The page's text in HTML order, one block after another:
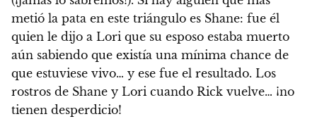
metió la pata en este triángulo es Shane: fue él
quien le dijo a Lori que su esposo estaba muerto
aún sabiendo que existía una mínima chance de
que estuviese vivo… y ese fue el resultado. Los
rostros de Shane y Lori cuando Rick vuelve… ¡no
tienen desperdicio!